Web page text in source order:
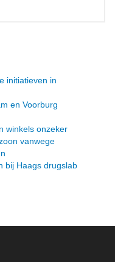
initiatieven in
en Voorburg
winkels onzeker
vanwege
bij Haags drugslab